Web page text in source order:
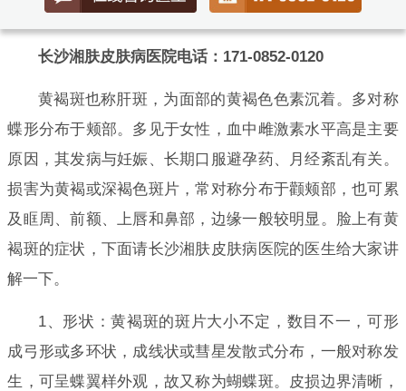
长沙湘肤皮肤病医院电话：171-0852-0120
黄褐斑也称肝斑，为面部的黄褐色色素沉着。多对称
蝶形分布于颊部。多见于女性，血中雌激素水平高是主要
原因，其发病与妊娠、长期口服避孕药、月经紊乱有关。
损害为黄褐或深褐色斑片，常对称分布于颧颊部，也可累
及眶周、前额、上唇和鼻部，边缘一般较明显。脸上有黄
褐斑的症状，下面请长沙湘肤皮肤病医院的医生给大家讲
解一下。
1、形状：黄褐斑的斑片大小不定，数目不一，可形
成弓形或多环状，成线状或彗星发散式分布，一般对称发
生，可呈蝶翼样外观，故又称为蝴蝶斑。皮损边界清晰，